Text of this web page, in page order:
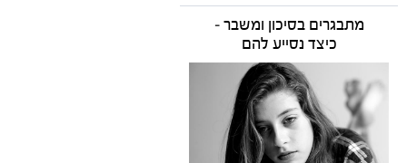
מתבגרים בסיכון ומשבר –
כיצד נסייע להם